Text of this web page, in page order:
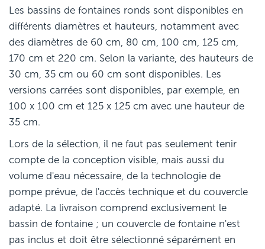
Les bassins de fontaines ronds sont disponibles en
différents diamètres et hauteurs, notamment avec
des diamètres de 60 cm, 80 cm, 100 cm, 125 cm,
170 cm et 220 cm. Selon la variante, des hauteurs de
30 cm, 35 cm ou 60 cm sont disponibles. Les
versions carrées sont disponibles, par exemple, en
100 x 100 cm et 125 x 125 cm avec une hauteur de
35 cm.
Lors de la sélection, il ne faut pas seulement tenir
compte de la conception visible, mais aussi du
volume d'eau nécessaire, de la technologie de
pompe prévue, de l'accès technique et du couvercle
adapté. La livraison comprend exclusivement le
bassin de fontaine ; un couvercle de fontaine n'est
pas inclus et doit être sélectionné séparément en